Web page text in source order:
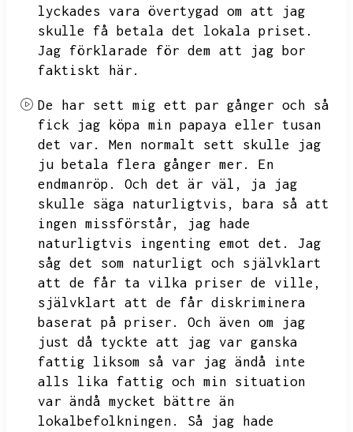
lyckades vara övertygad om att jag
skulle få betala det lokala priset.
Jag förklarade för dem att jag bor
faktiskt här.
De har sett mig ett par gånger och så
fick jag köpa min papaya eller tusan
det var.
Men normalt sett skulle jag
ju betala flera gånger mer.
En
endmanröp.
Och det är väl,
ja jag
skulle säga naturligtvis,
bara så att
ingen missförstår,
jag hade
naturligtvis ingenting emot det.
Jag
såg det som naturligt och självklart
att de får ta vilka priser de ville,
självklart att de får diskriminera
baserat på priser.
Och även om jag
just då tyckte att jag var ganska
fattig liksom så var jag ändå inte
alls lika fattig och min situation
var ändå mycket bättre än
lokalbefolkningen.
Så jag hade